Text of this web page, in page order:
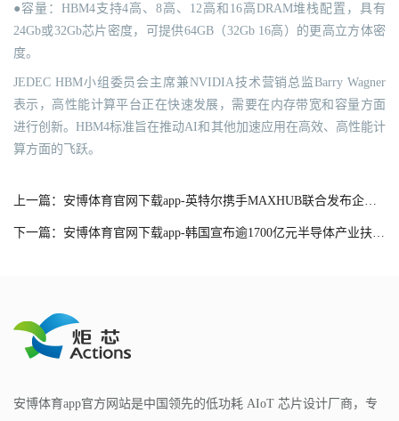
●容量：HBM4支持4高、8高、12高和16高DRAM堆栈配置，具有
24Gb或32Gb芯片密度，可提供64GB（32Gb 16高）的更高立方体密
度。
JEDEC HBM小组委员会主席兼NVIDIA技术营销总监Barry Wagner
表示，高性能计算平台正在快速发展，需要在内存带宽和容量方面
进行创新。HBM4标准旨在推动AI和其他加速应用在高效、高性能计
算方面的飞跃。
上一篇：安博体育官网下载app-英特尔携手MAXHUB联合发布企业级AI PC，加速AI大模型在端侧落地
下一篇：安博体育官网下载app-韩国宣布逾1700亿元半导体产业扶持计划
安博体育app官方网站是中国领先的低功耗 AIoT 芯片设计厂商，专